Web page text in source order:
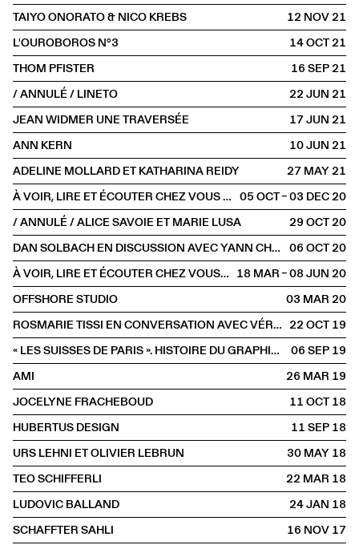
TAIYO ONORATO & NICO KREBS
12 NOV2021
L'OUROBOROS N°3
14 OCT2021
THOM PFISTER
16 SEP2021
/ ANNULÉ / LINETO
22 JUN2021
JEAN WIDMER UNE TRAVERSÉE
17 JUN2021
ANN KERN
10 JUN2021
ADELINE MOLLARD ET KATHARINA REIDY
27 MAY2021
À VOIR, LIRE ET ÉCOUTER CHEZ VOUS #8 05 OCT – 03 DEC2020
/ ANNULÉ / ALICE SAVOIE ET MARIE LUSA
29 OCT2020
DAN SOLBACH EN DISCUSSION AVEC YANN CHATEIGNÉ
06 OCT2020
À VOIR, LIRE ET ÉCOUTER CHEZ VOUS #3 18 MAR – 08 JUN2020
OFFSHORE STUDIO
03 MAR2020
ROSMARIE TISSI EN CONVERSATION AVEC VÉRONIQUE MARRIER 22 OCT2019
« LES SUISSES DE PARIS ». HISTOIRE DU GRAPHISME SUISSE À PARIS
06 SEP2019
AMI
26 MAR2019
JOCELYNE FRACHEBOUD
11 OCT2018
HUBERTUS DESIGN
11 SEP2018
URS LEHNI ET OLIVIER LEBRUN
30 MAY2018
TEO SCHIFFERLI
22 MAR2018
LUDOVIC BALLAND
24 JAN2018
SCHAFFTER SAHLI
16 NOV2017